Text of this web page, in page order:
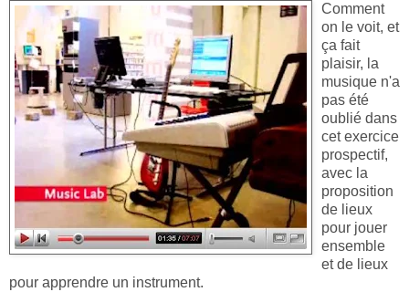
Comment
on le voit, et
ça fait
plaisir, la
musique n'a
pas été
oublié dans
cet exercice
prospectif,
avec la
proposition
de lieux
pour jouer
ensemble
et de lieux
pour apprendre un instrument.